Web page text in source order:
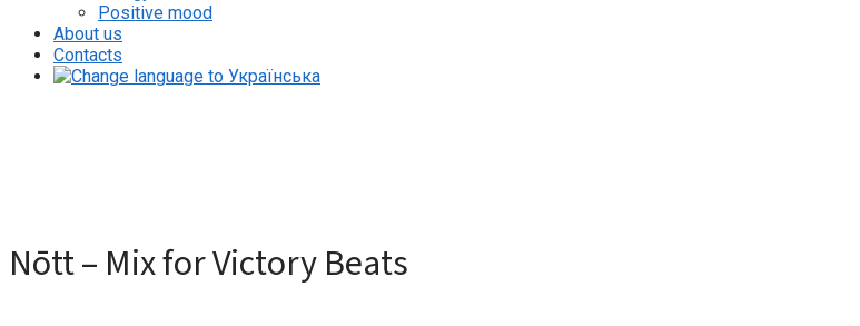
Positive mood
About us
Contacts
Nōtt – Mix for Victory Beats